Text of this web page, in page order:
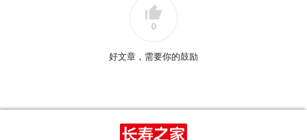
0
好文章，需要你的鼓励